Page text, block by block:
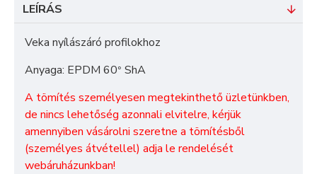
LEÍRÁS
Veka nyílászáró profilokhoz
Anyaga: EPDM 60° ShA
A tömítés személyesen megtekinthető üzletünkben,
de nincs lehetőség azonnali elvitelre, kérjük
amennyiben vásárolni szeretne a tömítésből
(személyes átvétellel) adja le rendelését
webáruházunkban!